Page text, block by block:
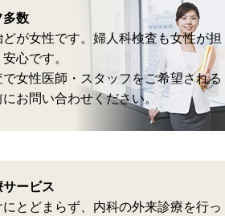
多数
どが女性です。婦人科検査も女性が担
心です。
女性医師・スタッフをご希望される
お問い合わせください。
ービス
とどまらず、内科の外来診療を行っ